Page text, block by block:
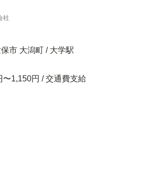
社
市 大潟町 / 大学駅
〜1,150円 / 交通費支給